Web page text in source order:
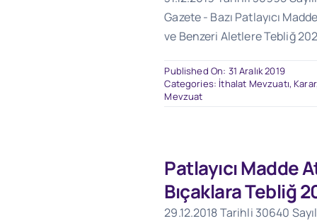
Gazete - Bazı Patlayıcı
ve Benzeri Aletlere Tebliğ
Published On: 31 Aralık 2019
Categories: İthalat Mevzuatı,
Mevzuat
Patlayıcı Madde
Bıçaklara Tebliğ
29.12.2018 Tarihli 30640